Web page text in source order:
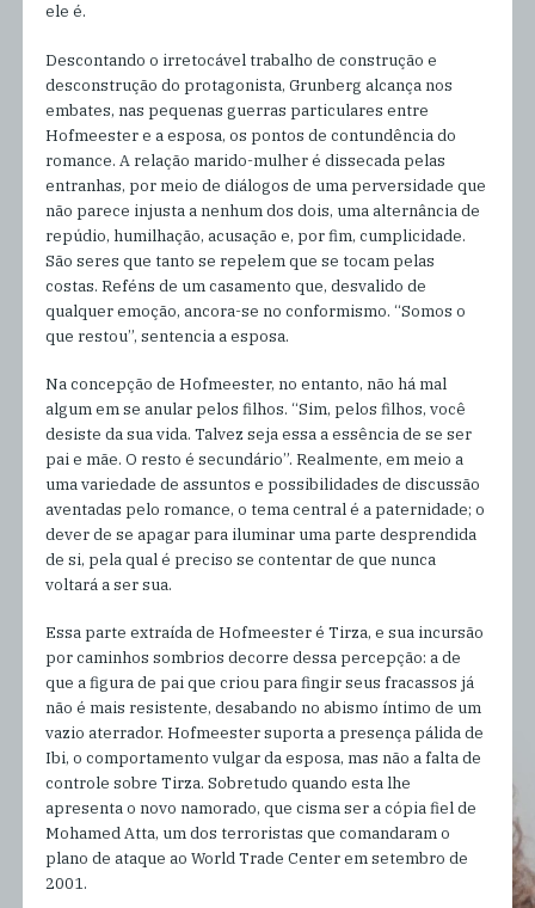
ele é.
Descontando o irretocável trabalho de construção e
desconstrução do protagonista, Grunberg alcança nos
embates, nas pequenas guerras particulares entre
Hofmeester e a esposa, os pontos de contundência do
romance. A relação marido-mulher é dissecada pelas
entranhas, por meio de diálogos de uma perversidade que
não parece injusta a nenhum dos dois, uma alternância de
repúdio, humilhação, acusação e, por fim, cumplicidade.
São seres que tanto se repelem que se tocam pelas
costas. Reféns de um casamento que, desvalido de
qualquer emoção, ancora-se no conformismo. “Somos o
que restou”, sentencia a esposa.
Na concepção de Hofmeester, no entanto, não há mal
algum em se anular pelos filhos. “Sim, pelos filhos, você
desiste da sua vida. Talvez seja essa a essência de se ser
pai e mãe. O resto é secundário”. Realmente, em meio a
uma variedade de assuntos e possibilidades de discussão
aventadas pelo romance, o tema central é a paternidade; o
dever de se apagar para iluminar uma parte desprendida
de si, pela qual é preciso se contentar de que nunca
voltará a ser sua.
Essa parte extraída de Hofmeester é Tirza, e sua incursão
por caminhos sombrios decorre dessa percepção: a de
que a figura de pai que criou para fingir seus fracassos já
não é mais resistente, desabando no abismo íntimo de um
vazio aterrador. Hofmeester suporta a presença pálida de
Ibi, o comportamento vulgar da esposa, mas não a falta de
controle sobre Tirza. Sobretudo quando esta lhe
apresenta o novo namorado, que cisma ser a cópia fiel de
Mohamed Atta, um dos terroristas que comandaram o
plano de ataque ao World Trade Center em setembro de
2001.